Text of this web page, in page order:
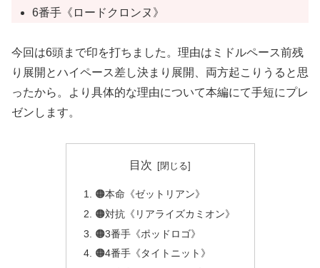
6番手《ロードクロンヌ》
今回は6頭まで印を打ちました。理由はミドルペース前残
り展開とハイペース差し決まり展開、両方起こりうると思
ったから。より具体的な理由について本編にて手短にプレ
ゼンします。
目次
🟠本命《ゼットリアン》
🟠対抗《リアライズカミオン》
🟠3番手《ポッドロゴ》
🟠4番手《タイトニット》